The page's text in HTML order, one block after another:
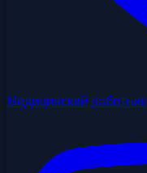
Медицинский работник